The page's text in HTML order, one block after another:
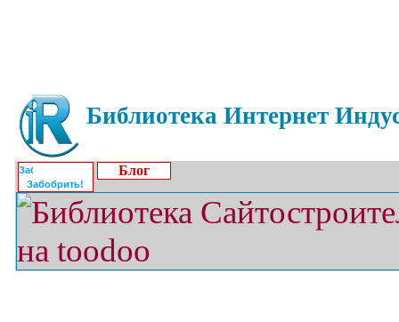
Библиотека Интернет
Забобрить!
Блог